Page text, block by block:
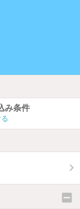
み条件